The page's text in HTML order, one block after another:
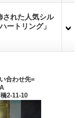
された人気シル
ートリング」
合わせ先=
2-11-10